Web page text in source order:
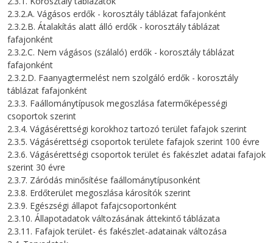
2.3.2.A. Vágásos erdők - korosztály táblázat fafajonként
2.3.2.B. Átalakítás alatt álló erdők - korosztály táblázat
fafajonként
2.3.2.C. Nem vágásos (szálaló) erdők - korosztály táblázat
fafajonként
2.3.2.D. Faanyagtermelést nem szolgáló erdők - korosztály
táblázat fafajonként
2.3.3. Faállománytípusok megoszlása fatermőképességi
csoportok szerint
2.3.4. Vágásérettségi korokhoz tartozó terület fafajok szerint
2.3.5. Vágásérettségi csoportok területe fafajok szerint 100 évre
2.3.6. Vágásérettségi csoportok terület és fakészlet adatai fafajok
szerint 30 évre
2.3.7. Záródás minősítése faállománytípusonként
2.3.8. Erdőterület megoszlása károsítók szerint
2.3.9. Egészségi állapot fafajcsoportonként
2.3.10. Állapotadatok változásának áttekintő táblázata
2.3.11. Fafajok terület- és fakészlet-adatainak változása